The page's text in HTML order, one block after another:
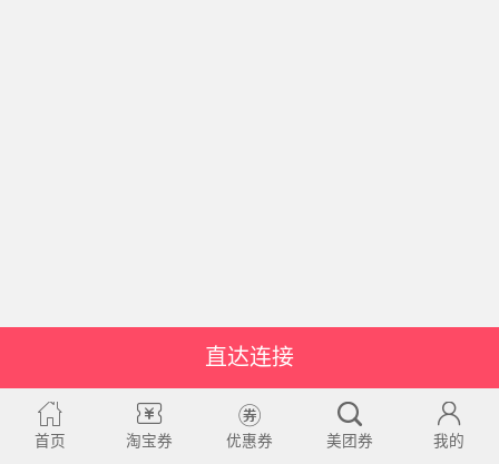
直达连接
首页 淘宝券 优惠券 美团券 我的